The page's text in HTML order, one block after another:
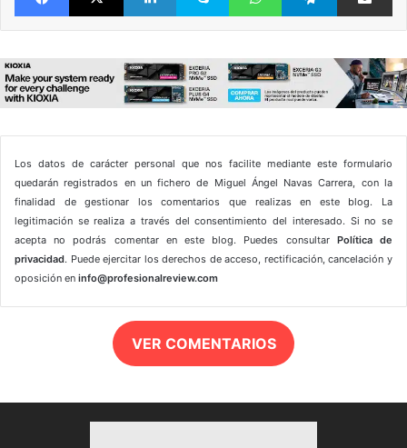
Los datos de carácter personal que nos facilite mediante este formulario
quedarán registrados en un fichero de Miguel Ángel Navas Carrera, con la
finalidad de gestionar los comentarios que realizas en este blog. La
legitimación se realiza a través del consentimiento del interesado. Si no se
acepta no podrás comentar en este blog. Puedes consultar Política de
privacidad. Puede ejercitar los derechos de acceso, rectificación, cancelación y
oposición en info@profesionalreview.com
VER COMENTARIOS